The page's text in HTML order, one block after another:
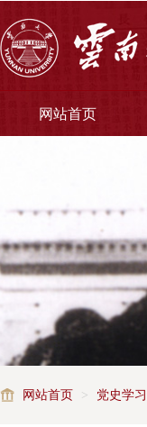
网站首页
网站首页 > 党史学